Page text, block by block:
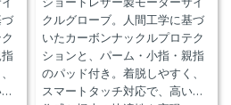
クルグローブ。人間工学に基づ
いたカーボンナックルプロテク
ションと、パーム・小指・親指
のパッド付き。着脱しやすく、
スマートタッチ対応で、高い操